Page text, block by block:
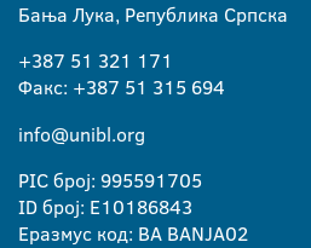
Бања Лука, Република Српска
+387 51 321 171
Факс: +387 51 315 694
info@unibl.org
PIC број: 995591705
ID број: E10186843
Еразмус код: BA BANJA02